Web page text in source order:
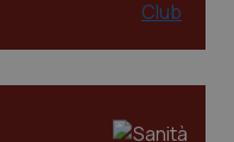
Google LLC
1